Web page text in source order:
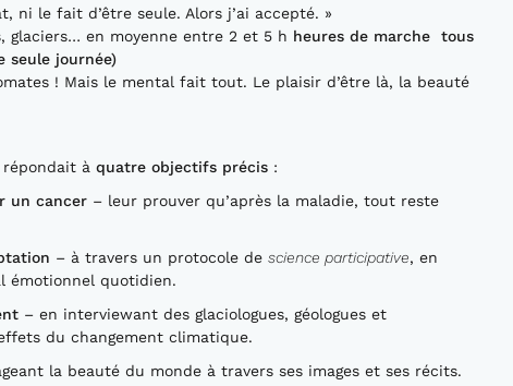
ni le fait d’être seule. Alors j’ai accepté. »
glaciers… en moyenne entre 2 et 5 h heures de marche tous
seule journée)
! Mais le mental fait tout. Le plaisir d’être là, la beauté
répondait à quatre objectifs précis :
un cancer – leur prouver qu’après la maladie, tout reste
– à travers un protocole de science participative, en
émotionnel quotidien.
– en interviewant des glaciologues, géologues et
du changement climatique.
la beauté du monde à travers ses images et ses récits.